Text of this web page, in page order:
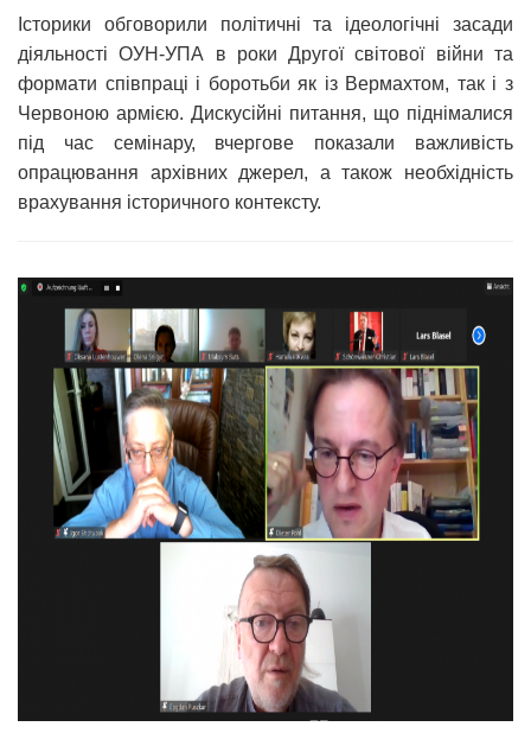
Історики обговорили політичні та ідеологічні засади
діяльності ОУН-УПА в роки Другої світової війни та
формати співпраці і боротьби як із Вермахтом, так і з
Червоною армією. Дискусійні питання, що піднімалися
під час семінару, вчергове показали важливість
опрацювання архівних джерел, а також необхідність
врахування історичного контексту.